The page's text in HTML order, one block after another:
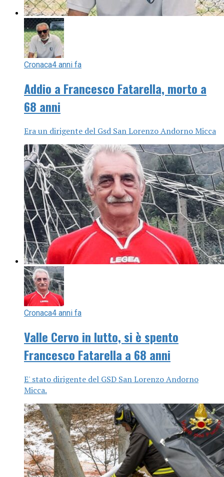
Cronaca4 anni fa
Addio a Francesco Fatarella, morto a
68 anni
Era un dirigente del Gsd San Lorenzo Andorno Micca
Cronaca4 anni fa
Valle Cervo in lutto, si è spento
Francesco Fatarella a 68 anni
E' stato dirigente del GSD San Lorenzo Andorno
Micca.